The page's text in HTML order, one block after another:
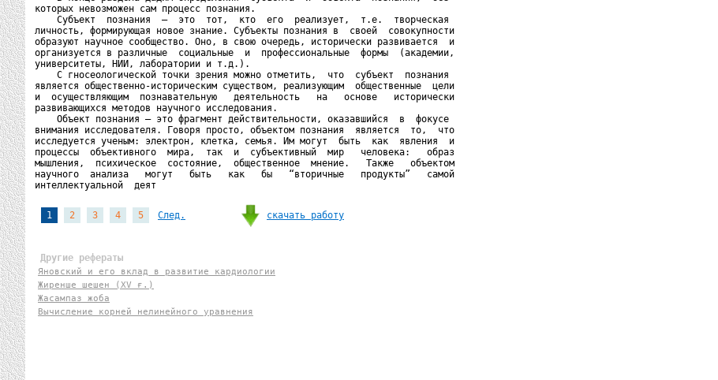
которых невозможен сам процесс познания.
    Субъект  познания  –  это  тот,  кто  его  реализует,  т.е.  творческая
личность, формирующая новое знание. Субъекты познания в  своей  совокупности
образуют научное сообщество. Оно, в свою очередь, исторически развивается  и
организуется в различные  социальные  и  профессиональные  формы  (академии,
университеты, НИИ, лаборатории и т.д.).
    С гносеологической точки зрения можно отметить,  что  субъект  познания
является общественно-историческим существом, реализующим  общественные  цели
и  осуществляющим  познавательную   деятельность   на   основе   исторически
развивающихся методов научного исследования.
    Объект познания – это фрагмент действительности, оказавшийся  в  фокусе
внимания исследователя. Говоря просто, объектом познания  является  то,  что
исследуется ученым: электрон, клетка, семья. Им могут  быть  как  явления  и
процессы  объективного  мира,  так  и  субъективный  мир   человека:   образ
мышления,  психическое  состояние,  общественное  мнение.   Также   объектом
научного  анализа   могут   быть   как   бы   “вторичные   продукты”   самой
интеллектуальной  деят
1 2 3 4 5 След. скачать работу
Другие рефераты
Яновский и его вклад в развитие кардиологии
Жиренше шешен (XV ғ.)
Жасампаз жоба
Вычисление корней нелинейного уравнения